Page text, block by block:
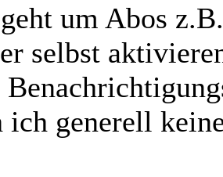
um Abos
selbst
ich generell